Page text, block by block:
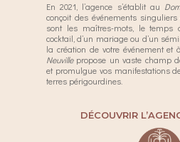
En 2021, l’agence s’établit au
conçoit des événements
sont les maîtres-mots, le temps
cocktail, d’un mariage ou d’un
la création de votre événement et
Neuvillepropose un vaste champ
et promulgue vos manifestations
terres périgourdines.
DÉCOUVRIR